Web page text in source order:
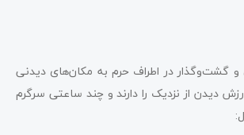
و گشت‌وگذار در اطراف حرم به مکان‌های دیدنی
دیدن از نزدیک را دارند و چند ساعتی سرگرم